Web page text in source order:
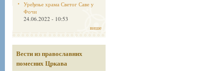
Уређење храма Светог Саве у
Фочи
24.06.2022 - 10:53
више
Вести из православних
помесних Цркава